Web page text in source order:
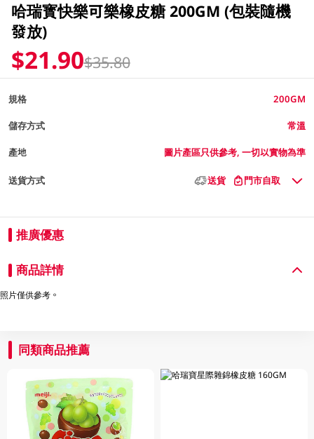
哈瑞寳快樂可樂橡皮糖 200GM (包裝隨機
發放)
$21.90$35.80
規格 200GM
儲存方式 常溫
產地 圖片產區只供參考, 一切以實物為準
送貨方式 送貨 門市自取
推廣優惠
商品詳情
照片僅供參考。
同類商品推薦